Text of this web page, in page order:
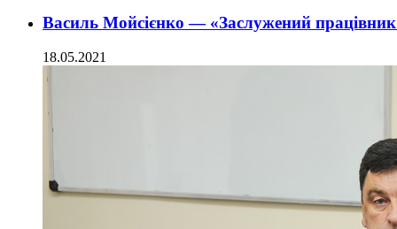
Василь Мойсієнко — «Заслужений працівник
18.05.2021